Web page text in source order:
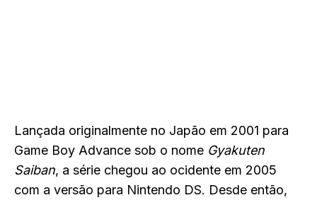
Lançada originalmente no Japão em 2001 para
Game Boy Advance sob o nome Gyakuten
Saiban, a série chegou ao ocidente em 2005
com a versão para Nintendo DS. Desde então,